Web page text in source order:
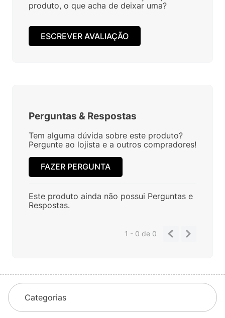
produto, o que acha de deixar uma?
ESCREVER AVALIAÇÃO
Perguntas & Respostas
Tem alguma dúvida sobre este produto?
Pergunte ao lojista e a outros compradores!
FAZER PERGUNTA
Este produto ainda não possui Perguntas e
Respostas.
1 - 0de 0
Categorias